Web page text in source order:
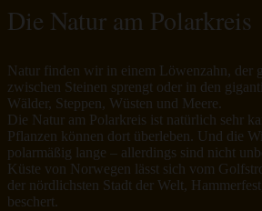
Die Natur am Polarkreis
Natur finden wir in einem Löwenzahn, der
zwischen Steinen sprengt oder in den
Wälder, Steppen, Wüsten und Meere.
Die Natur am Polarkreis ist natürlich sehr
Pflanzen können dort überleben. Und die
polarmäßig lange – allerdings sind nicht
Küste von Norwegen lässt sich vom
der nördlichsten Stadt der Welt,
beschert.